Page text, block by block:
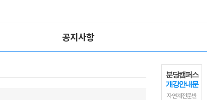
공지사항
분당캠퍼스
개강안내문
자연계전문반